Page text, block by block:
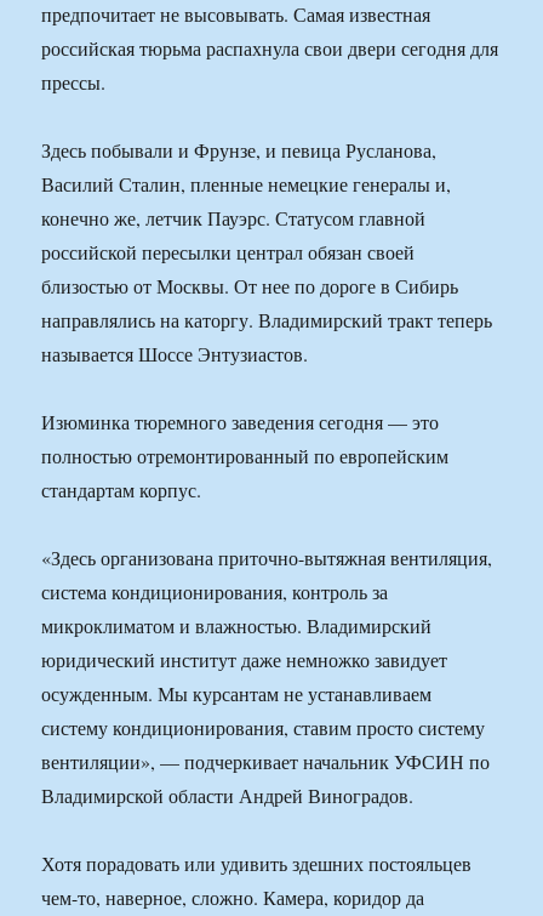
предпочитает не высовывать. Самая известная
российская тюрьма распахнула свои двери сегодня для
прессы.
Здесь побывали и Фрунзе, и певица Русланова,
Василий Сталин, пленные немецкие генералы и,
конечно же, летчик Пауэрс. Статусом главной
российской пересылки централ обязан своей
близостью от Москвы. От нее по дороге в Сибирь
направлялись на каторгу. Владимирский тракт теперь
называется Шоссе Энтузиастов.
Изюминка тюремного заведения сегодня — это
полностью отремонтированный по европейским
стандартам корпус.
«Здесь организована приточно-вытяжная вентиляция,
система кондиционирования, контроль за
микроклиматом и влажностью. Владимирский
юридический институт даже немножко завидует
осужденным. Мы курсантам не устанавливаем
систему кондиционирования, ставим просто систему
вентиляции», — подчеркивает начальник УФСИН по
Владимирской области Андрей Виноградов.
Хотя порадовать или удивить здешних постояльцев
чем-то, наверное, сложно. Камера, коридор да